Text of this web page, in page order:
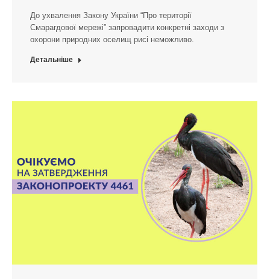
До ухвалення Закону України “Про території
Смарагдової мережі” запровадити конкретні заходи з
охорони природних оселищ рисі неможливо.
Детальніше